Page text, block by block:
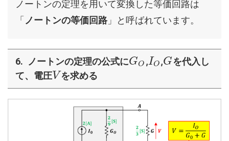
ノートンの定理を用いて変換した等価回路は
「 ノートンの等価回路 」と呼ばれています。
ノートンの定理の公式にGO ,IO ,Gを代入し
て、電圧V を求める